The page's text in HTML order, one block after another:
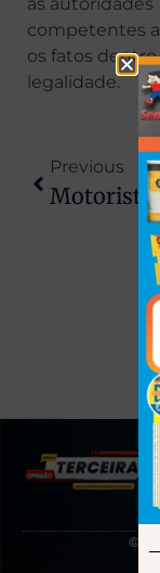
competentes
os fatos dentro
legalidade.
Previous
©